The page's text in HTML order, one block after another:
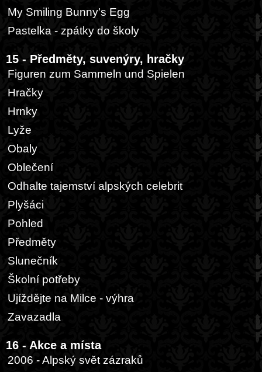
My Smiling Bunny's Egg
Pastelka - zpátky do školy
15 - Předměty, suvenýry, hračky
Figuren zum Sammeln und Spielen
Hračky
Hrnky
Lyže
Obaly
Oblečení
Odhalte tajemství alpských celebrit
Plyšáci
Pohled
Předměty
Slunečník
Školní potřeby
Ujíždějte na Milce - výhra
Zavazadla
16 - Akce a místa
2006 - Alpský svět zázraků